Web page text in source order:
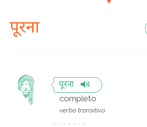
पूरना
पूरना
completo
verbo transitivo